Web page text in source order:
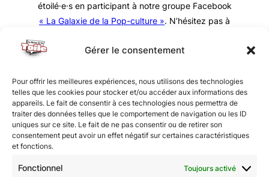
Gérer le consentement
Pour offrir les meilleures expériences, nous utilisons des technologies
telles que les cookies pour stocker et/ou accéder aux informations des
appareils. Le fait de consentir à ces technologies nous permettra de
traiter des données telles que le comportement de navigation ou les ID
uniques sur ce site. Le fait de ne pas consentir ou de retirer son
consentement peut avoir un effet négatif sur certaines caractéristiques
et fonctions.
Fonctionnel Toujours activé
étoilé·e·s en participant à notre groupe Facebook
« La Galaxie de la Pop-culture ». N’hésitez pas à
© Revue de la Toile 2018 – 2026 | Thème Mesa WPEX par
WPExplorer